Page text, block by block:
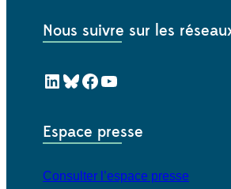
Nous suivre sur les
LinkedIn
Bluesky
Facebook
YouTube
Espace presse
Consulter l’espace presse